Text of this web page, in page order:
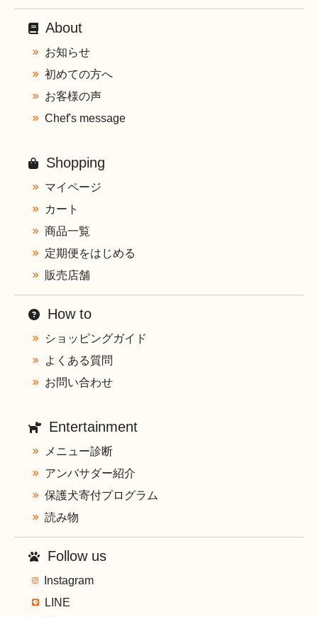
About
お知らせ
初めての方へ
お客様の声
Chef's message
Shopping
マイページ
カート
商品一覧
定期便をはじめる
販売店舗
How to
ショッピングガイド
よくある質問
お問い合わせ
Entertainment
メニュー診断
アンバサダー紹介
保護犬寄付プログラム
読み物
Follow us
Instagram
LINE